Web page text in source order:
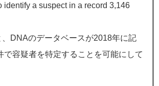
identify a suspect in a record 3,146
DNAのデータベースが2018年に記
で容疑者を特定することを可能にして